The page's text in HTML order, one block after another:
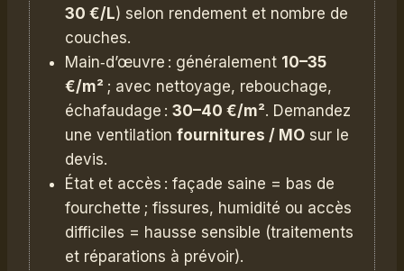
30 €/L) selon rendement et nombre de
couches.
Main‑d’œuvre : généralement 10–35
€/m² ; avec nettoyage, rebouchage,
échafaudage : 30–40 €/m². Demandez
une ventilation fournitures / MO sur le
devis.
État et accès : façade saine = bas de
fourchette ; fissures, humidité ou accès
difficiles = hausse sensible (traitements
et réparations à prévoir).